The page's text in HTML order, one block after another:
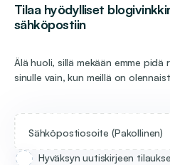
Tilaa hyödylliset
sähköpostiin
Älä huoli, sillä mekään emme
sinulle vain, kun meillä on
Sähköpostiosoite (Pakollinen)
Hyväksyn uutiskirjeen